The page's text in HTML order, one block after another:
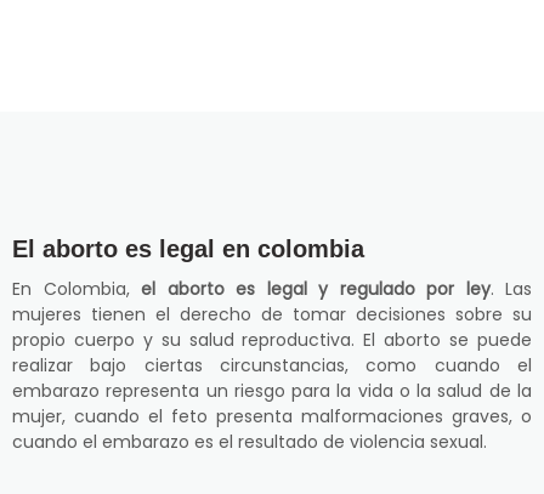
El aborto es legal en colombia
En Colombia, el aborto es legal y regulado por ley. Las
mujeres tienen el derecho de tomar decisiones sobre su
propio cuerpo y su salud reproductiva. El aborto se puede
realizar bajo ciertas circunstancias, como cuando el
embarazo representa un riesgo para la vida o la salud de la
mujer, cuando el feto presenta malformaciones graves, o
cuando el embarazo es el resultado de violencia sexual.